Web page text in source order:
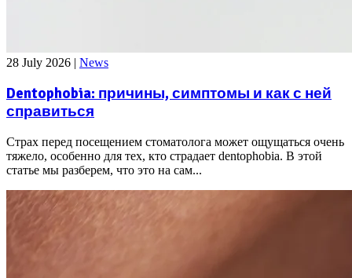
28 July 2026 | News
Dentophobia: причины, симптомы и как с ней
справиться
Страх перед посещением стоматолога может ощущаться очень
тяжело, особенно для тех, кто страдает dentophobia. В этой
статье мы разберем, что это на сам...